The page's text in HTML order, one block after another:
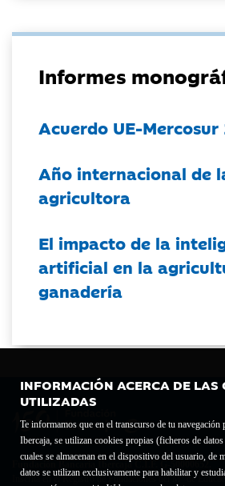
INFORMACIÓN ACERCA DE LAS
UTILIZADAS
Te informamos que en el transcurso de tu
Ibercaja, se utilizan cookies propias (ficheros de
cuales se almacenan en el dispositivo del usuario, de
datos se utilizan exclusivamente para habilitar y
Informes
Acuerdo UE-
Año internacional de
agricultora
El impacto de la
artificial en la
ganadería
Fundación Bancaria Ibercaja C.I.F. G-50000652.
Inscrita en el Registro de Fundaciones del Mº de